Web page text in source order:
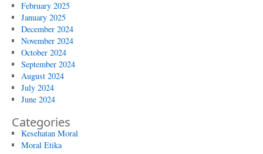
February 2025
January 2025
December 2024
November 2024
October 2024
September 2024
August 2024
July 2024
June 2024
Categories
Kesehatan Moral
Moral Etika